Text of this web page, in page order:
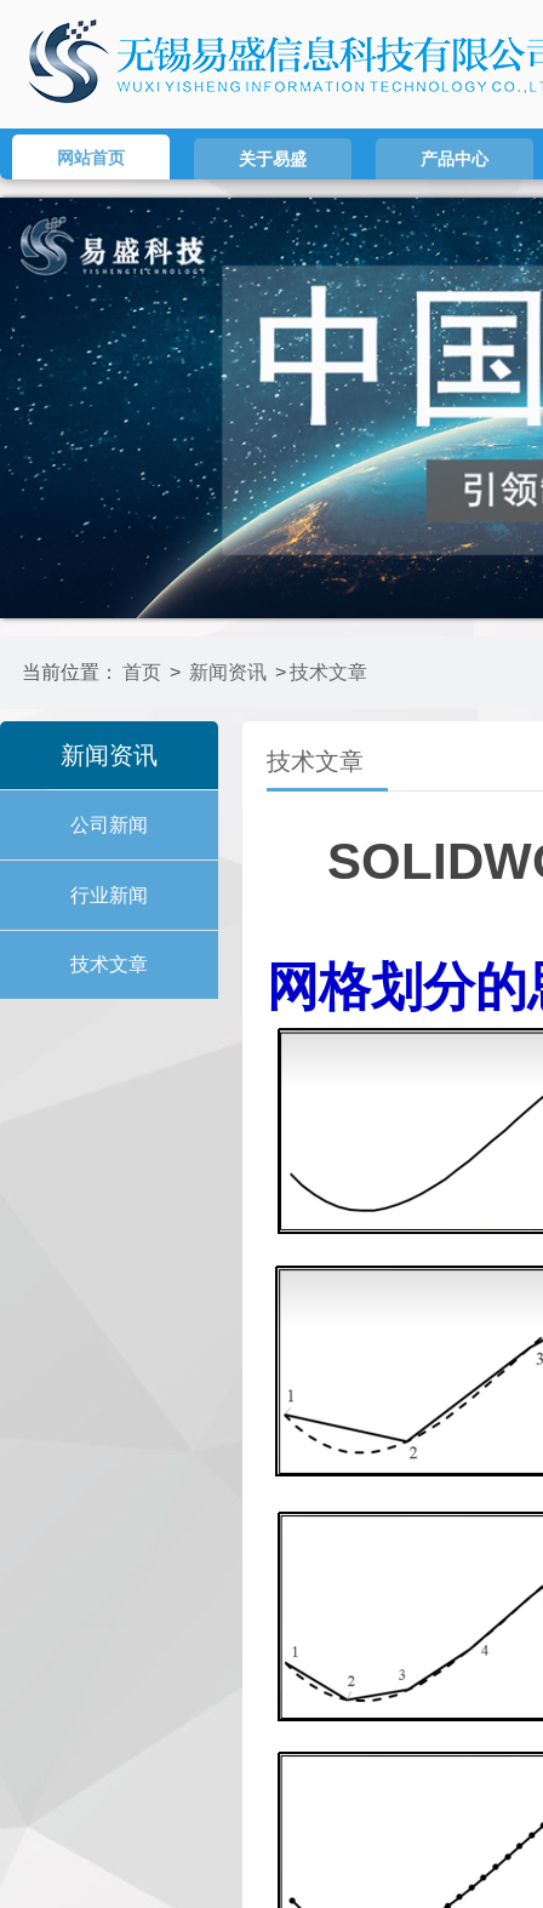
网站首页 关于易盛 产品中心
当前位置： 首页 > 新闻资讯 >技术文章
新闻资讯
公司新闻
行业新闻
技术文章
技术文章
网格划分的